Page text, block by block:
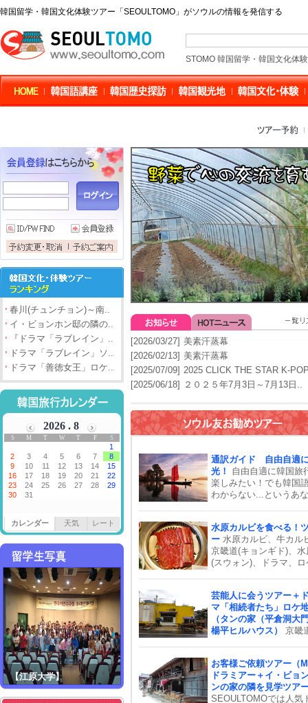
韓国留学・韓国文化体験ツアー「SEOULTOMO」がソウルの情報を発信する
STOMO 韓国留学・韓国文化体
春川(チュンチョン)～南..
イ・ビョンホン邸の隣の..
『ドラマ「ラブレイン」..
ドラマ「ラブレイン」ソ..
ドラマ「善徳女王」ロケ..
カレンダー 天気 レート
【江原大学】
[2026/03/27] 美素汗蒸幕
[2026/02/13] 美素汗蒸幕
[2025/07/09] 2025 CLICK THE STAR K-
[2025/06/18]
２０２５年7月3日～7月13日..
通訳ガイド 自由自適
光！
自由自適に韓国旅
楽しみたい！でも韓国
わからない...というあ
自由自在なオリジナル
を応援します。通訳ガ
は半日の4時間からお申
み可能です。ご旅行の
ジュールに合わせて時
ご指定下さい。旅のご
もお気軽にどうぞ！
水原カルビを食べる！
ー 水原カルビ、牛カル
京畿道(キョンギド)、水
(スウォン)、ドラマ、ロ
韓国の歴史や文化、個
行、世界遺産、韓国大
ラマファン、水原華城
宮
芸能人に会うツアー＋
マ「相続者たち」ロケ
（タンの家（平倉洞大
楊平ヒルハウス）
京畿
人公になりきり、「相
たち」のロケ地を巡っ
てはいかがでしょうか
能人に会うツアー＋ド
お客様ご依頼ツアー（
ドラミアー＋イ・ビョ
ンの家の隣を見学ツア
SEOULTOMOでは人気